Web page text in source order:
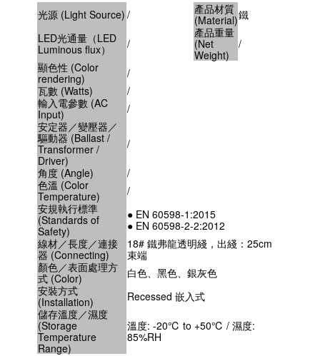
光源 (Light Source) /
產品材質
(Material)鐵
LED光通量（LED
Luminous flux）
/
產品重量
(Net
Weight)
/
顯色性 (Color
rendering)
/
瓦數 (Watts)
/
輸入電參數 (AC
Input)
/
安定器／變壓器／
驅動器 (Ballast /
Transformer /
Driver)
/
角度 (Angle)
/
色溫 (Color
Temperature)
/
安規執行標準
(Standards of
Safety)
● EN 60598-1:2015
● EN 60598-2-2:2012
線材／長度／連接
器 (Connecting)
18# 鐵弗龍透明綫，出綫：25cm
束端
顏色／表面處理方
式 (Color)
白色、黑色、銀灰色
安裝方式
(Installation)
Recessed 嵌入式
儲存溫度／濕度
(Storage
Temperature
Range)
溫度: -20℃ to +50℃ / 濕度:
85%RH